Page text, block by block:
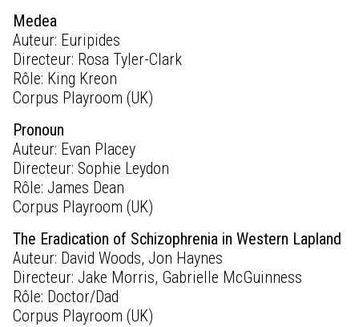
Medea
Auteur: Euripides
Directeur: Rosa Tyler-Clark
Rôle: King Kreon
Corpus Playroom (UK)
Pronoun
Auteur: Evan Placey
Directeur: Sophie Leydon
Rôle: James Dean
Corpus Playroom (UK)
The Eradication of Schizophrenia in Western Lapland
Auteur: David Woods, Jon Haynes
Directeur: Jake Morris, Gabrielle McGuinness
Rôle: Doctor/Dad
Corpus Playroom (UK)